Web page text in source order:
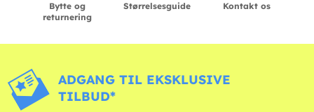
Bytte og
returnering
Størrelsesguide Kontakt os
ADGANG TIL EKSKLUSIVE
TILBUD*